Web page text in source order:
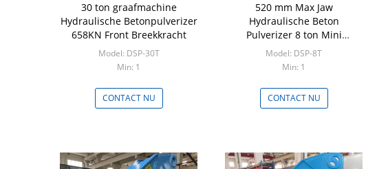
30 ton graafmachine
Hydraulische Betonpulverizer
658KN Front Breekkracht
Model: DSP-30T
Min: 1
CONTACT NU
520 mm Max Jaw
Hydraulische Beton
Pulverizer 8 ton Mini
Graafmachine Pulverizer
Model: DSP-8T
Min: 1
CONTACT NU